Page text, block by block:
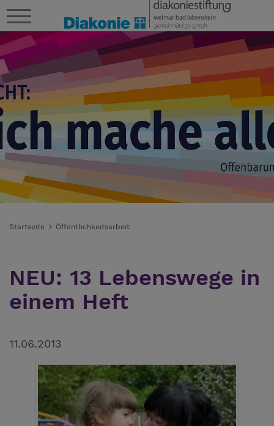
Startseite Öffentlichkeitsarbeit
NEU: 13 Lebenswege in
einem Heft
11.06.2013